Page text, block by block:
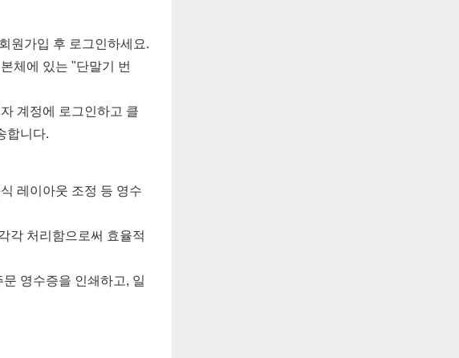
원가입 후 로그인하세요.
체에 있는 "단말기 번
계정에 로그인하고 클
합니다.
레이아웃 조정 등 영수
각 처리함으로써 효율적
영수증을 인쇄하고, 일